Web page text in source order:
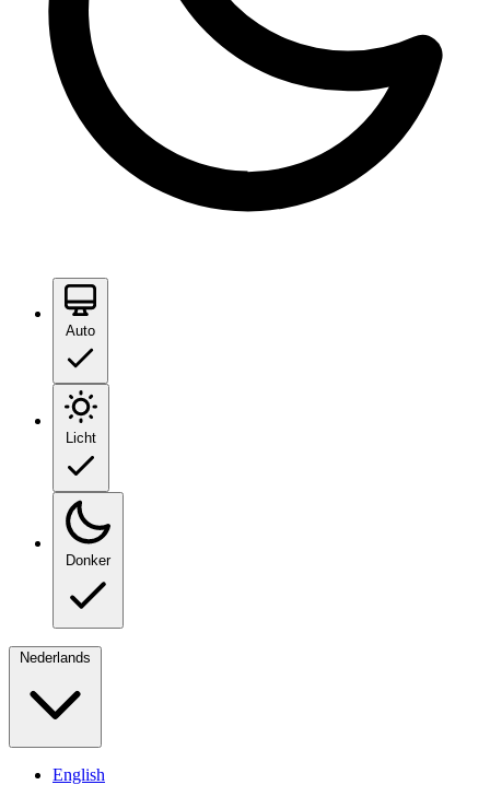
Auto
Licht
Donker
Nederlands
English